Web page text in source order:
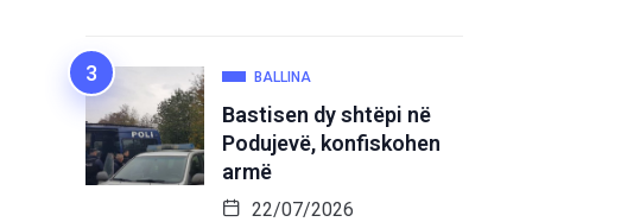
BALLINA
Bastisen dy shtëpi në
Podujevë, konfiskohen
armë
22/07/2026